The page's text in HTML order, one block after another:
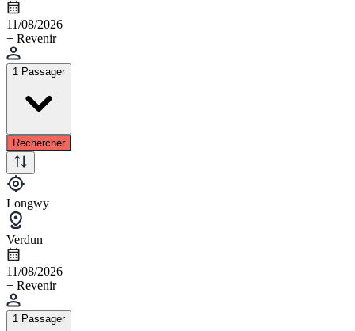
11/08/2026
+ Revenir
1 Passager
Rechercher
Longwy
Verdun
11/08/2026
+ Revenir
1 Passager